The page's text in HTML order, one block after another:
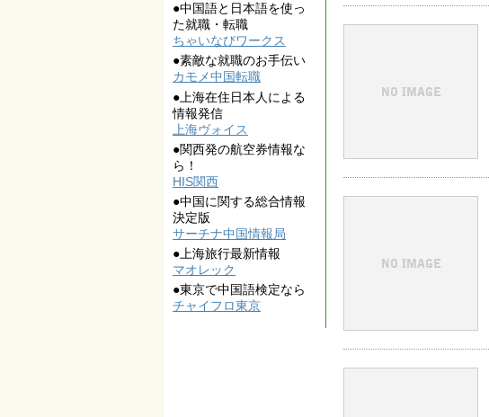
●中国語と日本語を使っ
た就職・転職
ちゃいなびワークス
●素敵な就職のお手伝い
カモメ中国転職
●上海在住日本人による
情報発信
上海ヴォイス
●関西発の航空券情報な
ら！
HIS関西
●中国に関する総合情報
決定版
サーチナ中国情報局
●上海旅行最新情報
マオレック
●東京で中国語検定なら
チャイフロ東京